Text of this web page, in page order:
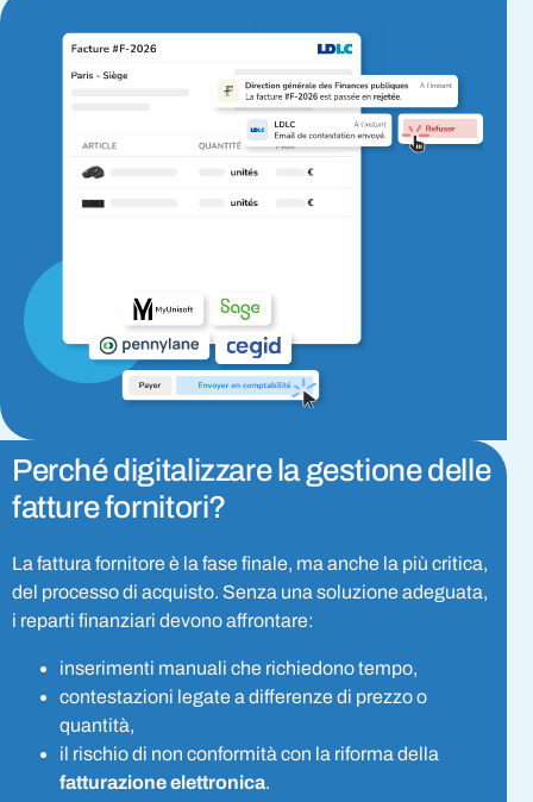
Perché digitalizzare la gestione delle
fatture fornitori?
La fattura fornitore è la fase finale, ma anche la più critica,
del processo di acquisto. Senza una soluzione adeguata,
i reparti finanziari devono affrontare:
inserimenti manuali che richiedono tempo,
contestazioni legate a differenze di prezzo o
quantità,
il rischio di non conformità con la riforma della
fatturazione elettronica.